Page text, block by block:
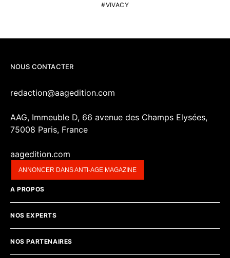
VIVACY
NOUS CONTACTER
redaction@aagedition.com
AAG, Immeuble D, 66 avenue des Champs Elysées,
75008 Paris, France
aagedition.com
ANNONCER DANS ANTI-AGE MAGAZINE
A PROPOS
NOS EXPERTS
NOS PARTENAIRES